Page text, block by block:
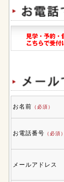
お名前 （必須）
お電話番号 （必須）
メールアドレス